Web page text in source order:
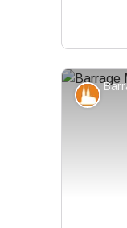
sont